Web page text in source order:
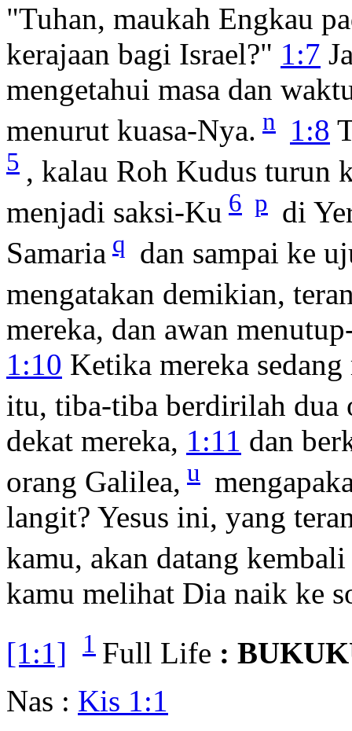
"Tuhan, maukah Engkau
kerajaan bagi Israel?" 1:7
mengetahui masa dan
menurut kuasa-Nya. n 1:8
5 , kalau Roh Kudus turun
menjadi saksi-Ku 6 p di
Samaria q dan sampai ke
mengatakan demikian,
mereka, dan awan
1:10 Ketika mereka
itu, tiba-tiba berdirilah dua
dekat mereka, 1:11 dan
orang Galilea, u
langit? Yesus ini, yang
kamu, akan datang kembali
kamu melihat Dia naik ke
[1:1]
1 Full Life :
Nas : Kis 1:1